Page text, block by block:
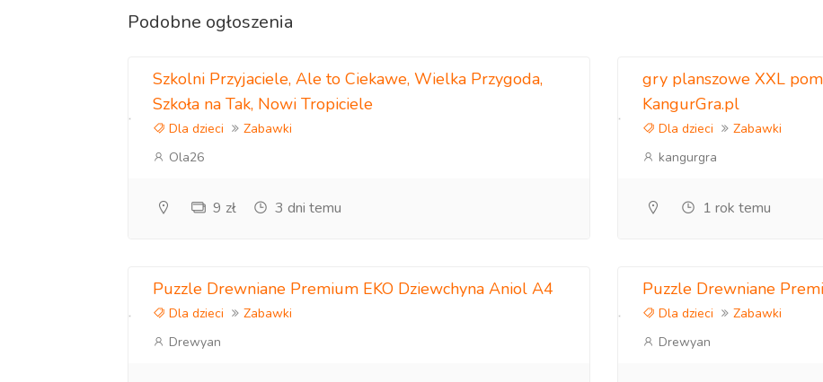
Wymiary po złożeniu
Rozmiar L - Przybliżony А3
Szerokość: 29 cm
Wysokość: 0,3 cm
Jesteśmy producentami wyrobów drewnianych, dzięki czemu możemy zagwarantować 100% jakość.
Wśród naszych ogłoszeń znajdziesz różnego rodzaju zabawki i wyroby z drewna!
Podobne ogłoszenia
Szkolni Przyjaciele, Ale to Ciekawe, Wielka Przygoda,
Szkoła na Tak, Nowi Tropiciele
Dla dzieci
Zabawki
Ola26
9 zł 3 dni temu
gry planszowe XXL
KangurGra.pl
Dla dzieci
Zabawki
kangurgra
1 rok temu
Puzzle Drewniane Premium EKO Dziewchyna Aniol A4
Dla dzieci
Zabawki
Drewyan
Puzzle Drewniane
Dla dzieci
Zabawki
Drewyan